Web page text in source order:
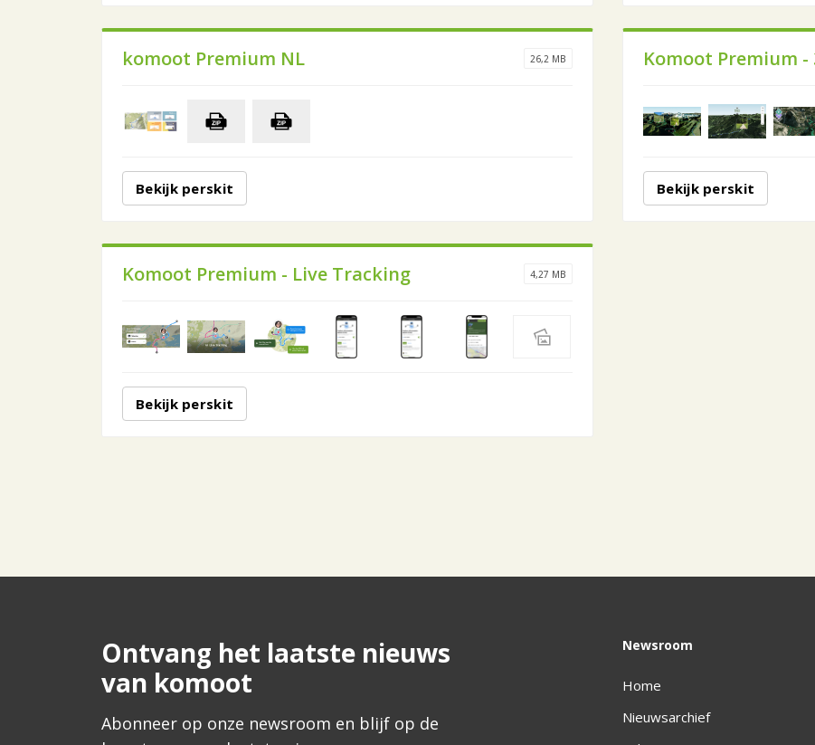
komoot Premium NL 26,2 MB
Bekijk perskit
Komoot Premium -
Bekijk perskit
Komoot Premium - Live Tracking 4,27 MB
Bekijk perskit
Ontvang het laatste nieuws
van komoot
Abonneer op onze newsroom en blijf op de
Newsroom
Home
Nieuwsarchief